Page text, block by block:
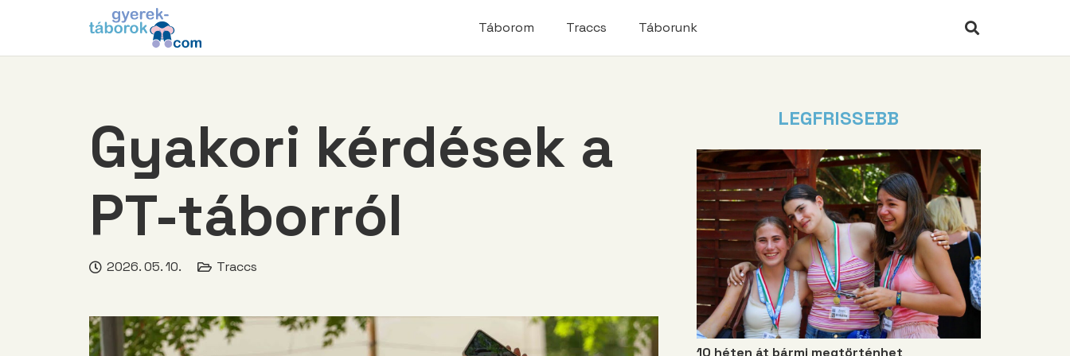
Táborom Traccs Táborunk
Gyakori kérdések a
PT-táborról
2026. 05. 10. Traccs
LEGFRISSEBB